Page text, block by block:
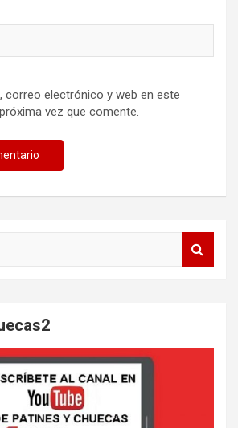
correo electrónico y web en este
vez que comente.